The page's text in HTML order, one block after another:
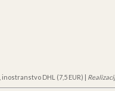
DHL (7,5 EUR) |